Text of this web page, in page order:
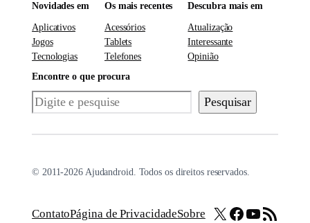
Novidades em
Aplicativos
Jogos
Tecnologias
Os mais recentes
Acessórios
Tablets
Telefones
Descubra mais em
Atualização
Interessante
Opinião
Encontre o que procura
Pesquisar Pesquisar
© 2011-2026 Ajudandroid. Todos os direitos reservados.
ContatoPágina de PrivacidadeSobre X Facebook
Youtube
Feed RSS